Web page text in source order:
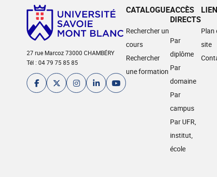
27 rue Marcoz 73000 CHAMBÉRY
Tél : 04 79 75 85 85
CATALOGUE
Rechercher un
cours
Rechercher
une formation
ACCÈS
DIRECTS
Par
diplôme
Par
domaine
Par
campus
Par UFR,
institut,
école
Plan
site